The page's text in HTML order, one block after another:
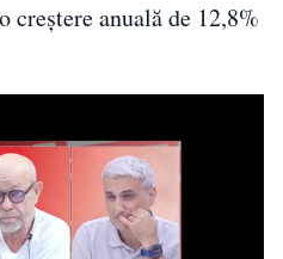
anuală de 12,8%